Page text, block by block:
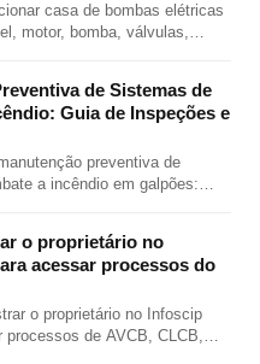
casa de bombas elétricas
motor, bomba, válvulas,
de Sistemas de
Guia de Inspeções e
preventiva de
a incêndio em galpões:
o proprietário no
acessar processos do
o proprietário no Infoscip
processos de AVCB, CLCB,